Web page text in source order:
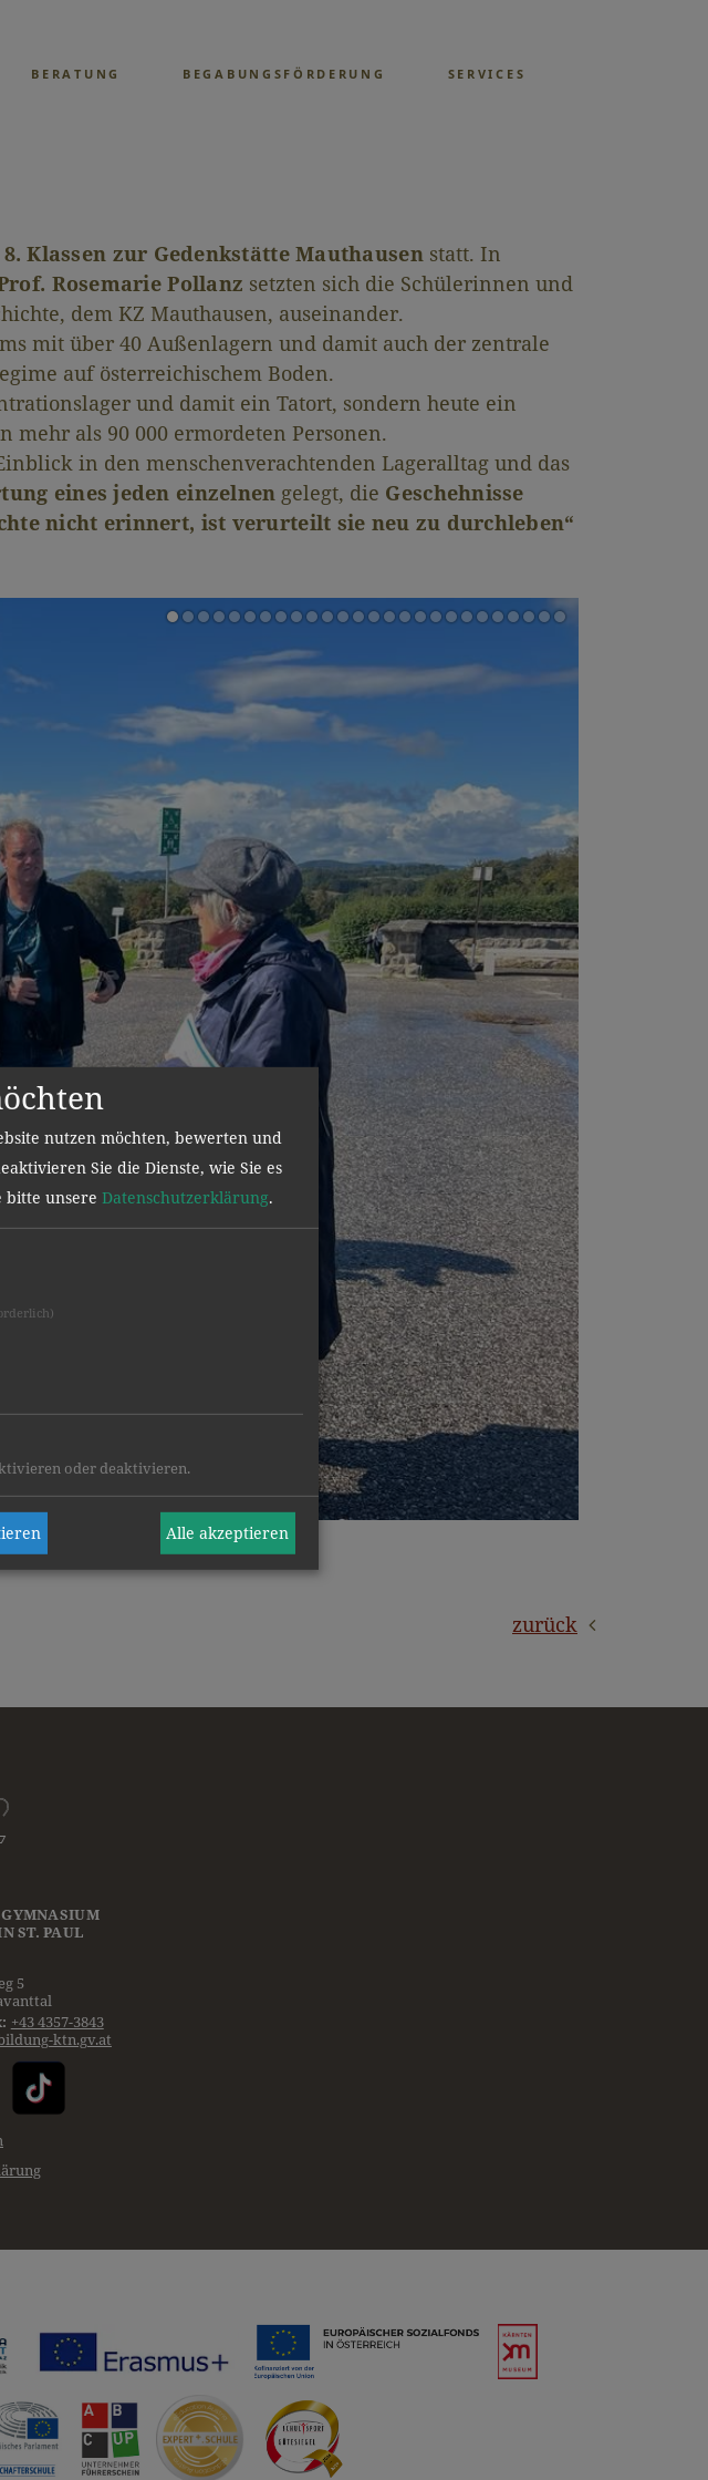
BERATUNG BEGABUNGSFÖRDERUNG SERVICES
Klassen zur Gedenkstätte Mauthausenstatt. In
Rosemarie Pollanz setzten sich die Schülerinnen und
dem KZ Mauthausen, auseinander.
mit über 40 Außenlagern und damit auch der zentrale
auf österreichischem Boden.
und damit ein Tatort, sondern heute ein
als 90 000 ermordeten Personen.
in den menschenverachtenden Lageralltag und das
eines jeden einzelnen gelegt, die Geschehnisse
nicht erinnert, ist verurteilt sie neu zu durchleben“
zurück
ST. PAUL
5
+43 4357-3843
ktn.gv.at
nutzen möchten, bewerten und
Sie die Dienste, wie Sie es
bitte unsere Datenschutzerklärung.
oder deaktivieren.
Alle akzeptieren